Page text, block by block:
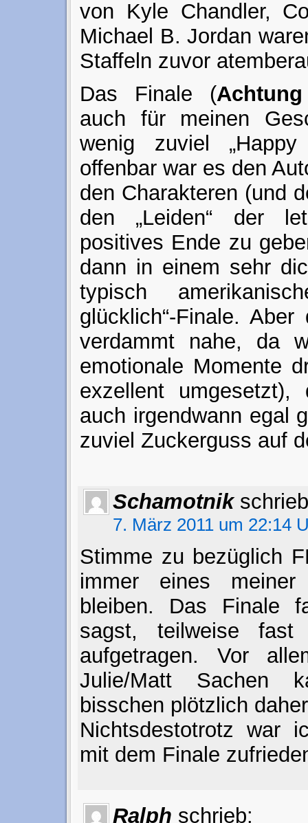
von Kyle Chandler,
Michael B. Jordan
Staffeln zuvor
Das Finale (
auch für meinen
wenig zuviel „Happy
offenbar war es den
den Charakteren (und
den „Leiden“ der
positives Ende zu
dann in einem sehr
typisch
glücklich“-Finale.
verdammt nahe, da
emotionale Momente
exzellent
auch irgendwann egal
zuviel Zuckerguss auf
Schamotnik
7. März 2011 um 22:14
Stimme zu bezüglich
immer eines meiner
bleiben. Das Finale
sagst, teilweise
aufgetragen. Vor
Julie/Matt Sachen
bisschen plötzlich
Nichtsdestotrotz war
mit dem Finale
Ralph schrieb: